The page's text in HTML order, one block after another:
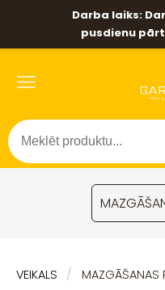
Darba laiks:
pusdienu
VEIKALS MAZGĀŠANAS